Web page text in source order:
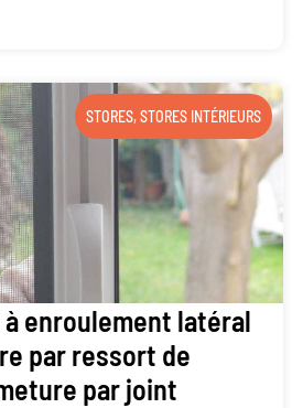
STORES,STORES INTÉRIEURS
enroulement latéral
par ressort de
par joint